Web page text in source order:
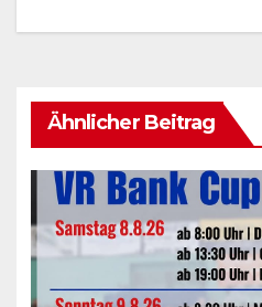
Ähnlicher Beitrag